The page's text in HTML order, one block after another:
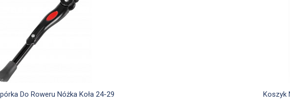
Szybki podgląd
Do Roweru Nóżka Koła 24-29 Koszyk